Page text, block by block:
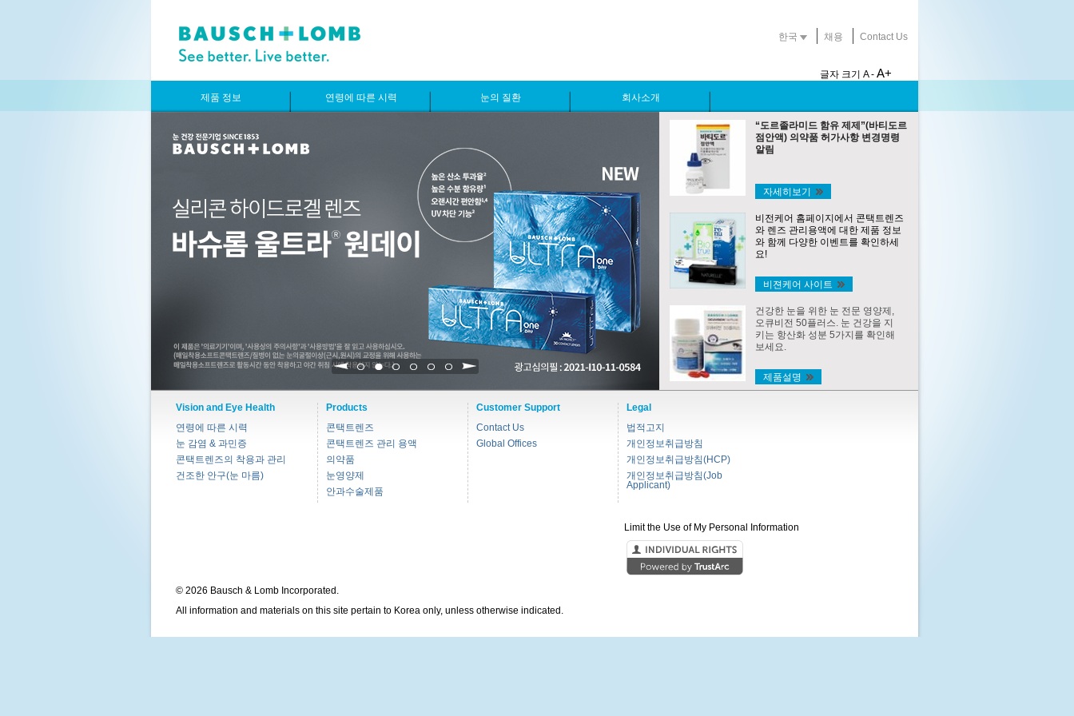
한국 채용 Contact Us
글자 크기 A - A+
제품 정보 연령에 따른 시력 눈의 질환 회사소개
1 2 3 4 5 6
“도르졸라미드 함유 제제”(바티도르
점안액) 의약품 허가사항 변경명령
알림
자세히보기
비전케어 홈페이지에서 콘택트렌즈
와 렌즈 관리용액에 대한 제품 정보
와 함께 다양한 이벤트를 확인하세
요!
비젼케어 사이트
건강한 눈을 위한 눈 전문 영양제,
오큐비전 50플러스. 눈 건강을 지
키는 항산화 성분 5가지를 확인해
보세요.
제품설명
Vision and Eye Health
연령에 따른 시력
눈 감염 & 과민증
콘택트렌즈의 착용과 관리
건조한 안구(눈 마름)
Products
콘택트렌즈
콘택트렌즈 관리 용액
의약품
눈영양제
안과수술제품
Customer Support
Contact Us
Global Offices
Legal
법적고지
개인정보취급방침
개인정보취급방침(HCP)
개인정보취급방침(Job
Applicant)
Limit the Use of My Personal Information
© 2026 Bausch & Lomb Incorporated.
All information and materials on this site pertain to Korea only, unless otherwise indicated.